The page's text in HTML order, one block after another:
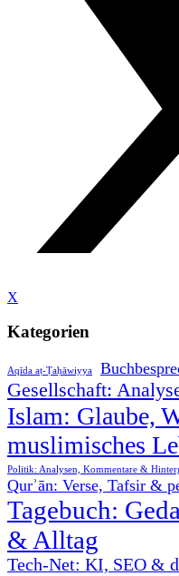
X
Kategorien
Aqīda aṭ-Ṭaḥāwiyya
Gesellschaft:
Islam: Glaube,
muslimisches
Politik: Analysen, Kommentare &
Qurʾān: Verse, Tafsir &
Tagebuch:
& Alltag
Tech-Net: KI, SEO &